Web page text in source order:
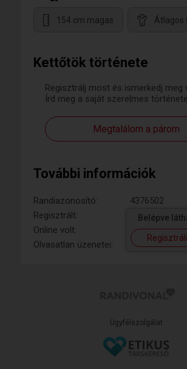
Kettőtök története
Regisztrálj most és ismerkedj meg
Írd meg a saját szerelmes
Megtalálom a párom
További információk
Randiazonosító:
4376502
Regisztrált:
Online volt:
Olvasatlan üzenetei:
Belépve
154 cm magas Átlagos
Ügyfélszolgálat